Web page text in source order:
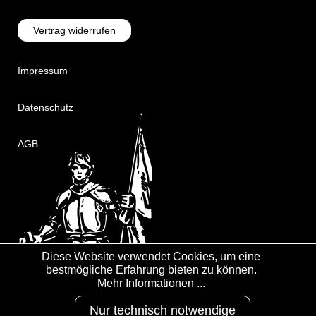
Vertrag widerrufen
Impressum
Datenschutz
AGB
Diese Website verwendet Cookies, um eine
bestmögliche Erfahrung bieten zu können.
Mehr Informationen ...
Nur technisch notwendige